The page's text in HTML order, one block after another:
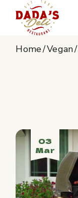
Home Vegan
03
Mar